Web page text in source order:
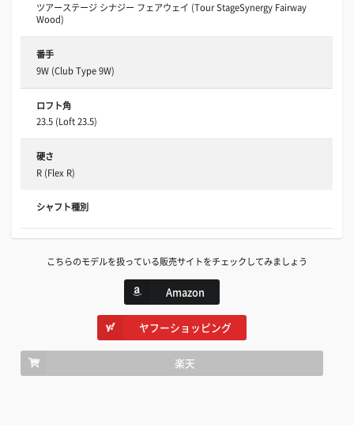
ツアーステージ シナジー フェアウェイ (Tour StageSynergy Fairway
Wood)
番手
9W (Club Type 9W)
ロフト角
23.5 (Loft 23.5)
硬さ
R (Flex R)
シャフト種別
こちらのモデルを扱っている販売サイトをチェックしてみましょう
Amazon
ヤフーショッピング
楽天